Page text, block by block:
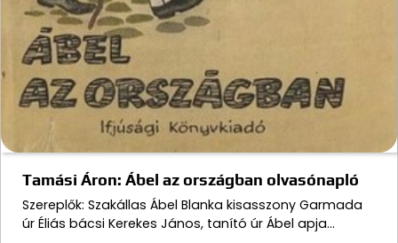
Tamási Áron: Ábel az országban olvasónapló
Szereplők: Szakállas Ábel Blanka kisasszony Garmada
úr Éliás bácsi Kerekes János, tanító úr Ábel apja…